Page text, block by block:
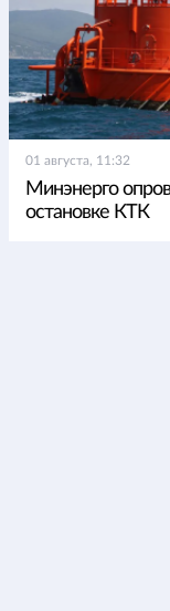
01 августа, 11:32
Минэнерго
остановке КТК